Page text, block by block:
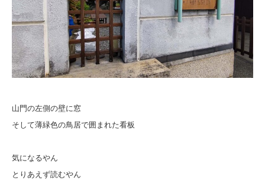
山門の左側の壁に窓
そして薄緑色の鳥居で囲まれた看板
気になるやん
とりあえず読むやん